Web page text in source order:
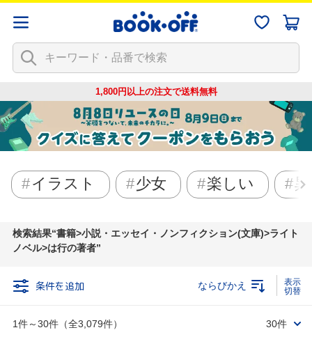
1,800円以上の注文で送料無料
イラスト 少女 楽しい
検索結果 書籍>小説・エッセイ・ノンフィクション(文庫)>ライト
ノベル>は行の著者
条件を追加
1件～30件（全3,079件）
ならびかえ
30件